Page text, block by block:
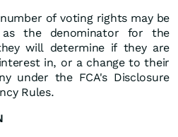
of voting rights may be
as the denominator for the
will determine if they are
in, or a change to their
under the FCA's Disclosure
Rules.